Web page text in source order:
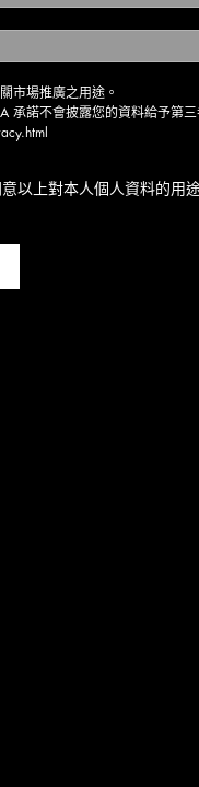
市場推廣之用途。
承諾不會披露您的資料給予第
以上對本人個人資料的用